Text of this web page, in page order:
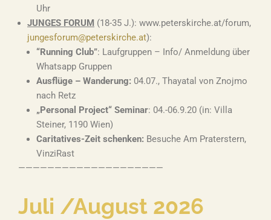
Uhr
JUNGES FORUM (18-35 J.): www.peterskirche.at/forum,
jungesforum@peterskirche.at):
“Running Club”: Laufgruppen – Info/ Anmeldung über
Whatsapp Gruppen
Ausflüge – Wanderung: 04.07., Thayatal von Znojmo
nach Retz
„Personal Project“ Seminar: 04.-06.9.20 (in: Villa
Steiner, 1190 Wien)
Caritatives-Zeit schenken: Besuche Am Praterstern,
VinziRast
————————————————————
Juli /August 2026